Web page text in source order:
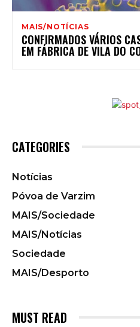
MAIS/NOTÍCIAS
CONFIRMADOS VÁRIOS
EM FÁBRICA DE VILA DO
CATEGORIES
Notícias
Póvoa de Varzim
MAIS/Sociedade
MAIS/Notícias
Sociedade
MAIS/Desporto
MUST READ